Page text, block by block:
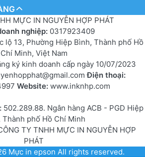
MỰC IN NGUYỄN HỢP PHÁT
nghiệp: 0317923409
lộ 13, Phường Hiệp Bình, Thành phố Hồ
Chí Minh, Việt Nam
ký kinh doanh cấp ngày 10/07/2023
Điện thoại:
Website: www.inknhp.com
502.289.88. Ngân hàng ACB - PGD Hiệp
Thành phố Hồ Chí Minh
TY TNHH MỰC IN NGUYỄN HỢP
PHÁT
Mực in epson All rights reserved.